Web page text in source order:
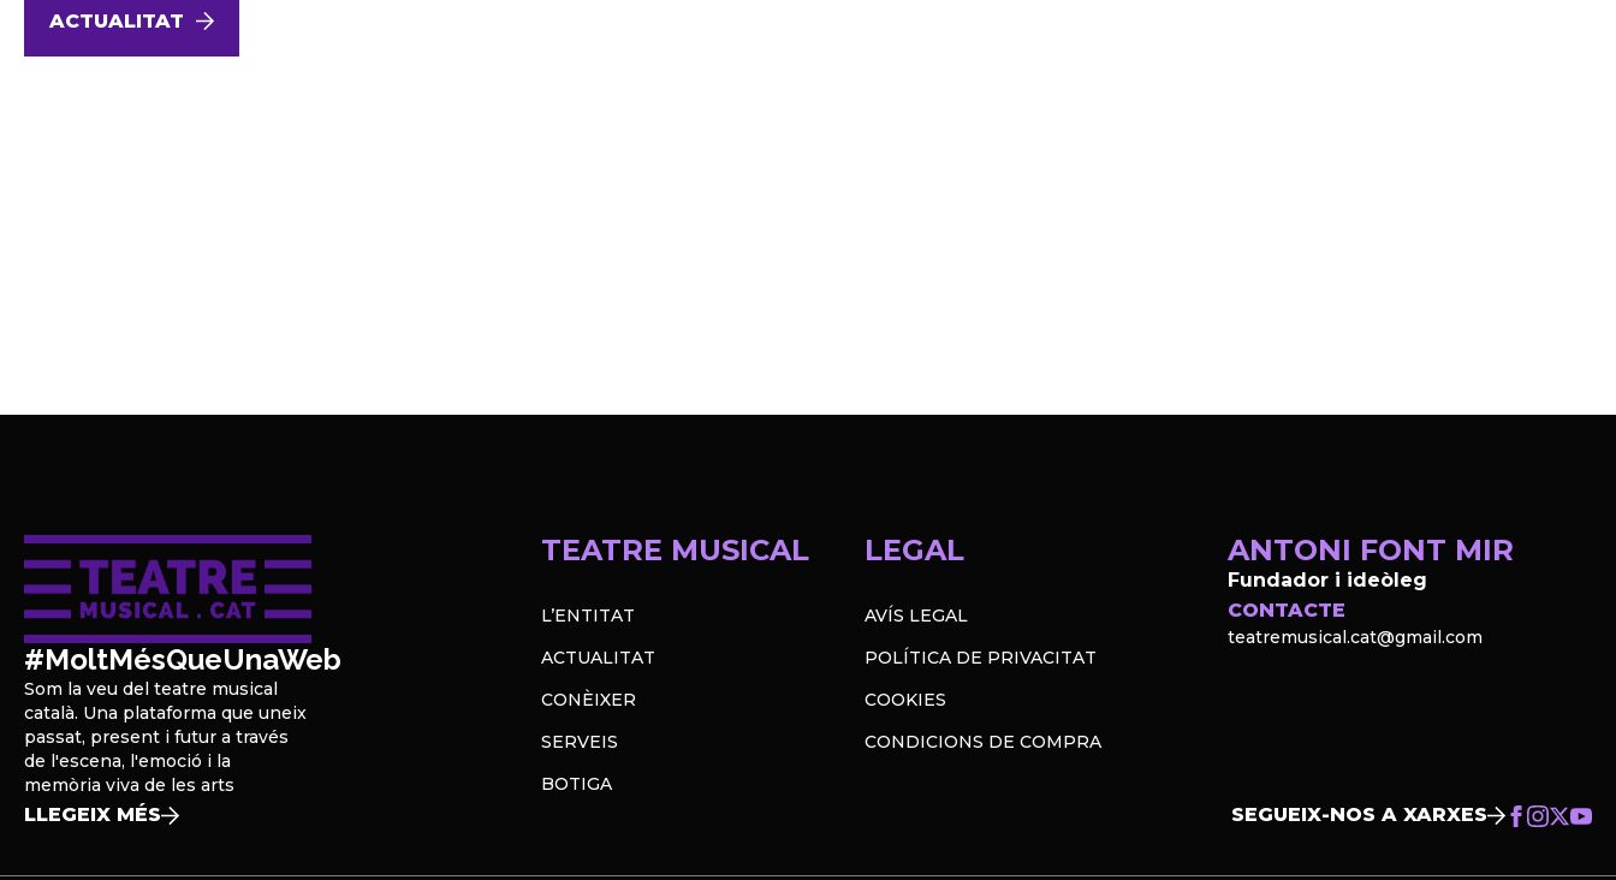
ACTUALITAT
#MoltMésQueUnaWeb
Som la veu del teatre musical
català. Una plataforma que uneix
passat, present i futur a través
de l'escena, l'emoció i la
memòria viva de les arts
TEATRE MUSICAL
L’ENTITAT
ACTUALITAT
CONÈIXER
SERVEIS
BOTIGA
LEGAL
AVÍS LEGAL
POLÍTICA DE PRIVACITAT
COOKIES
CONDICIONS DE COMPRA
ANTONI FONT MIR
Fundador i ideòleg
CONTACTE
teatremusical.cat@gmail.com
LLEGEIX MÉS SEGUEIX-NOS A XARXES